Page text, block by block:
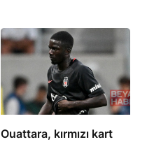
Ouattara, kırmızı kart